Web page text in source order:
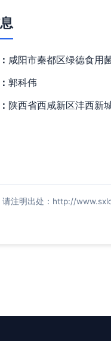
咸阳市秦都区绿德食用
郭科伟
陕西省西咸新区沣西新
请注明出处：http://